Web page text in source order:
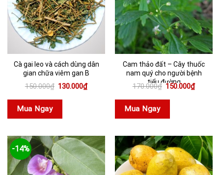
Cà gai leo và cách dùng dân
gian chữa viêm gan B
150.000₫ Giá
là:
130.000₫Giá
hiện
Mua Ngay
Cam thảo đất – Cây thuốc
nam quý cho người bệnh
tiểu đường
170.000₫ Giá
là:
150.000₫Giá
hiện
Mua Ngay
-14%